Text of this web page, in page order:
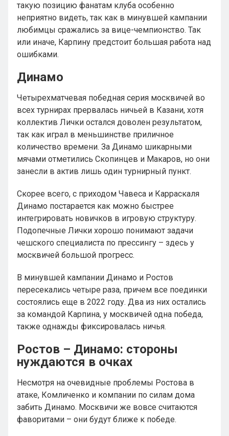
такую позицию фанатам клуба особенно
неприятно видеть, так как в минувшей кампании
любимцы сражались за вице-чемпионство. Так
или иначе, Карпину предстоит большая работа над
ошибками.
Динамо
Четырехматчевая победная серия москвичей во
всех турнирах прервалась ничьей в Казани, хотя
коллектив Лички остался доволен результатом,
так как играл в меньшинстве приличное
количество времени. За Динамо шикарными
мячами отметились Скопинцев и Макаров, но они
занесли в актив лишь один турнирный пункт.
Скорее всего, с приходом Чавеса и Карраскаля
Динамо постарается как можно быстрее
интегрировать новичков в игровую структуру.
Подопечные Лички хорошо понимают задачи
чешского специалиста по прессингу – здесь у
москвичей большой прогресс.
В минувшей кампании Динамо и Ростов
пересекались четыре раза, причем все поединки
состоялись еще в 2022 году. Два из них остались
за командой Карпина, у москвичей одна победа,
также однажды фиксировалась ничья.
Ростов – Динамо: стороны
нуждаются в очках
Несмотря на очевидные проблемы Ростова в
атаке, Комличенко и компании по силам дома
забить Динамо. Москвичи же вовсе считаются
фаворитами – они будут ближе к победе.